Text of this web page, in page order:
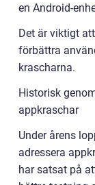
en Android-
Det är viktigt
förbättra
krascharna.
Historisk
appkraschar
Under årens
adressera
har satsat på